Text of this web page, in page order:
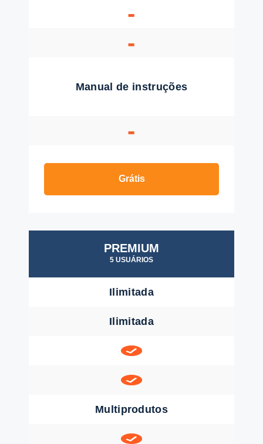
-
-
Manual de instruções
-
Grátis
PREMIUM
5 USUÁRIOS
Ilimitada
Ilimitada
Multiprodutos